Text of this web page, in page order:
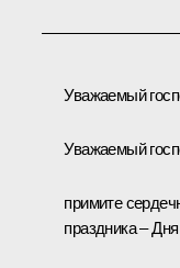
Уважаемый
Уважаемый
примите
праздника –